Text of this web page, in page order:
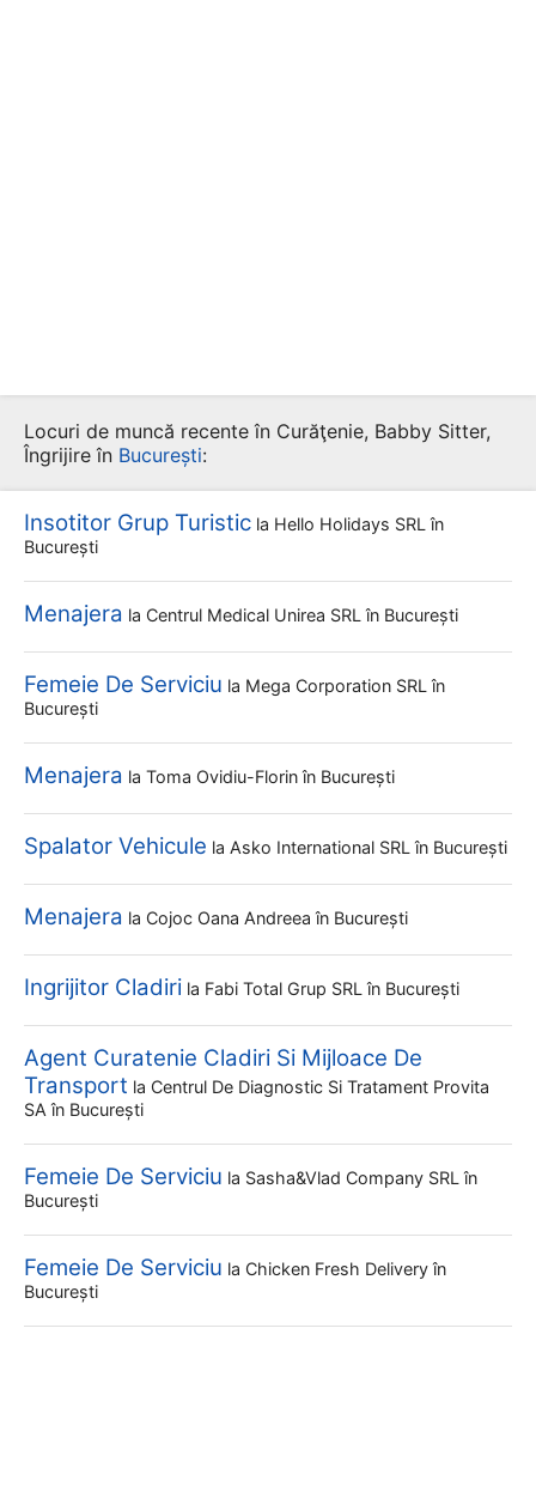
Locuri de muncă recente în Curăţenie, Babby Sitter,
Îngrijire în București:
Insotitor Grup Turistic la Hello Holidays SRL în
București
Menajera la Centrul Medical Unirea SRL în București
Femeie De Serviciu la Mega Corporation SRL în
București
Menajera la Toma Ovidiu-Florin în București
Spalator Vehicule la Asko International SRL în București
Menajera la Cojoc Oana Andreea în București
Ingrijitor Cladiri la Fabi Total Grup SRL în București
Agent Curatenie Cladiri Si Mijloace De
Transport la Centrul De Diagnostic Si Tratament Provita
SA în București
Femeie De Serviciu la Sasha&vlad Company SRL în
București
Femeie De Serviciu la Chicken Fresh Delivery în
București